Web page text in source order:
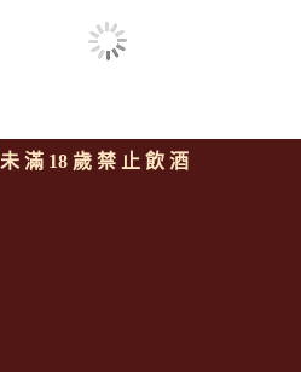
未 滿 18 歲 禁 止 飲 酒